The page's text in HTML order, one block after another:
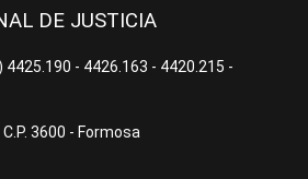
DE JUSTICIA
- 4426.163 - 4420.215 -
3600 - Formosa